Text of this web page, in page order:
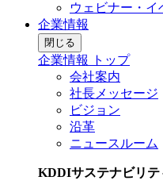
ウェビナー・イ
企業情報
閉じる
企業情報 トップ
会社案内
社長メッセージ
ビジョン
沿革
ニュースルーム
KDDIサステナビリテ